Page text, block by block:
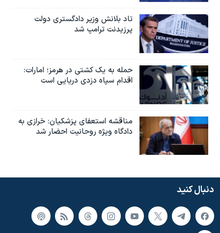
تاد بلانش وزیر دادگستری دولت
پرزیدنت ترامپ شد
حمله به یک کشتی در هرمز؛ امارات:
اقدام سپاه دزدی دریایی است
مناقشه استعفای پزشکیان: خرازی به
دادگاه ویژه روحانیت احضار شد
دنبال کنید